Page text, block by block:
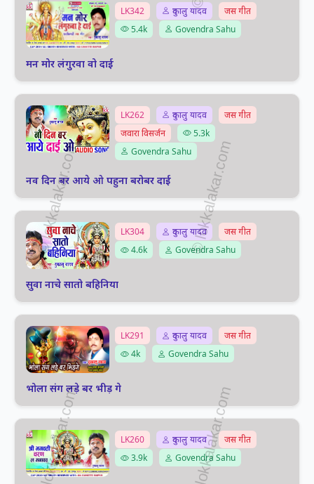
LK342 दुकालु यादव
जस गीत
5.4k
Govendra Sahu
मन मोर लंगुरवा वो दाई
LK262 दुकालु यादव
जस गीत
जवारा विसर्जन
5.3k
Govendra Sahu
नव दिन बर आये ओ पहुना बरोबर दाई
LK304 दुकालु यादव
जस गीत
4.6k
Govendra Sahu
सुवा नाचे सातो बहिनिया
LK291 दुकालु यादव
जस गीत
4k
Govendra Sahu
भोला संग लड़े बर भीड़ गे
LK260 दुकालु यादव
जस गीत
3.9k
Govendra Sahu